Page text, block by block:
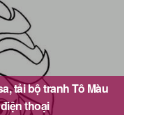
tải bộ tranh Tô Màu
thoại